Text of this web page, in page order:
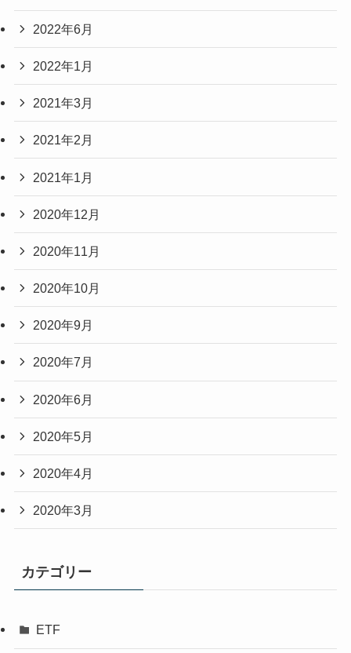
2022年6月
2022年1月
2021年3月
2021年2月
2021年1月
2020年12月
2020年11月
2020年10月
2020年9月
2020年7月
2020年6月
2020年5月
2020年4月
2020年3月
カテゴリー
ETF